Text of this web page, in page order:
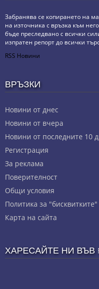
Забранява се копирането на
на източника с връзка към
бъде преследвано с всички
изпратен репорт до всички
RSS Новини
ВРЪЗКИ
Новини от днес
Новини от вчера
Новини от последните 10
Регистрация
За реклама
Πoвepитeлнocт
Общи условия
Политика за "бисквитките"
Карта на сайта
ХАРЕСАЙТЕ НИ ВЪВ